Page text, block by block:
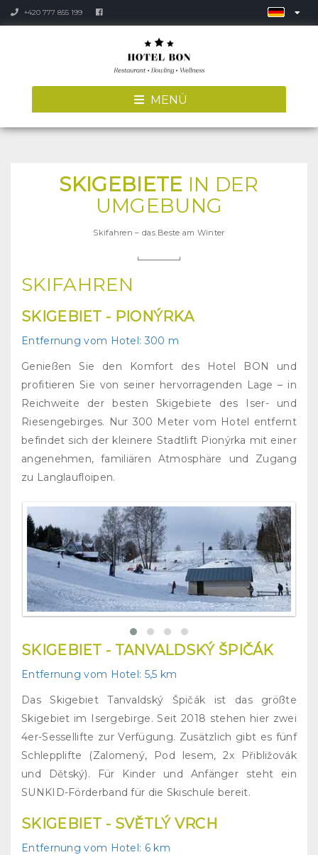
+420 777 855 199
MENÜ
SKIGEBIETE IN DER
UMGEBUNG
Skifahren – das Beste am Winter
SKIFAHREN
SKIGEBIET - PIONÝRKA
Entfernung vom Hotel: 300 m
Genießen Sie den Komfort des Hotel BON und
profitieren Sie von seiner hervorragenden Lage – in
Reichweite der besten Skigebiete des Iser- und
Riesengebirges. Nur 300 Meter vom Hotel entfernt
befindet sich der kleinere Stadtlift Pionýrka mit einer
angenehmen, familiären Atmosphäre und Zugang
zu Langlaufloipen.
SKIGEBIET - TANVALDSKÝ ŠPIČÁK
Entfernung vom Hotel: 5,5 km
Das Skigebiet Tanvaldský Špičák ist das größte
Skigebiet im Isergebirge. Seit 2018 stehen hier zwei
4er-Sessellifte zur Verfügung. Zusätzlich gibt es fünf
Schlepplifte (Zalomený, Pod lesem, 2x Přibližovák
und Dětský). Für Kinder und Anfänger steht ein
SUNKID-Förderband für die Skischule bereit.
SKIGEBIET - SVĚTLÝ VRCH
Entfernung vom Hotel: 6 km